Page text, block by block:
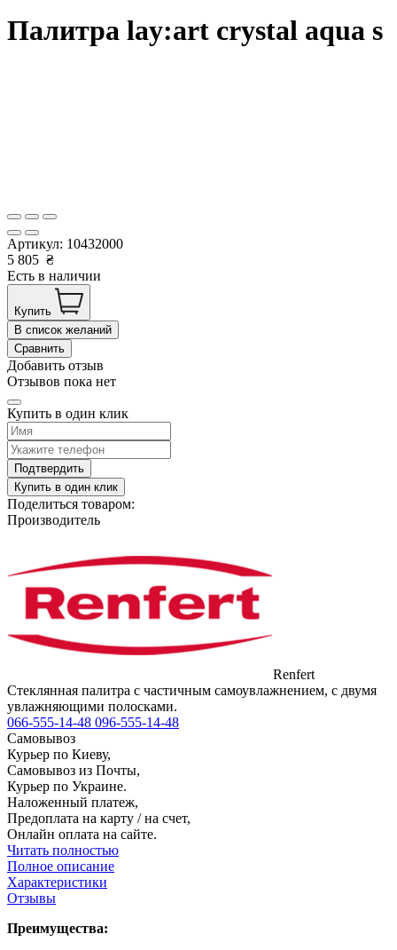
Палитра lay:art crystal aqua s
Артикул: 10432000
5 805 ₴
Есть в наличии
Купить
В список желаний
Сравнить
Добавить отзыв
Отзывов пока нет
Купить в один клик
Подтвердить
Купить в один клик
Поделиться товаром:
Производитель
Renfert
Стеклянная палитра с частичным самоувлажнением, с двумя
увлажняющими полосками.
066-555-14-48 096-555-14-48
Самовывоз
Курьер по Киеву,
Самовывоз из Почты,
Курьер по Украине.
Наложенный платеж,
Предоплата на карту / на счет,
Онлайн оплата на сайте.
Читать полностью
Полное описание
Характеристики
Отзывы
Преимущества: